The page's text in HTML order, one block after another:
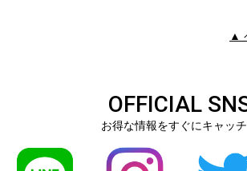
▲
OFFICIAL
お得な情報をすぐにキャッチ